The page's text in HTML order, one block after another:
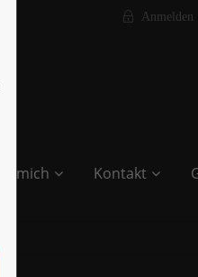
Anmelden
mich Kontakt